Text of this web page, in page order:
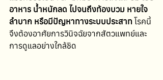
อาหาร น้ำหนักลด ไปจนถึงท้องบวม หายใจ
ลำบาก หรือมีปัญหาทางระบบประสาท โรคนี้
จึงต้องอาศัยการวินิจฉัยจากสัตวแพทย์และ
การดูแลอย่างใกล้ชิด